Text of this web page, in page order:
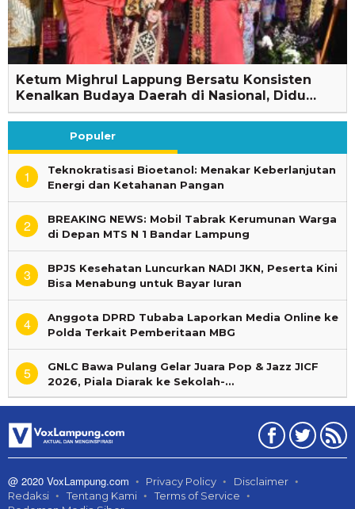
Ketum Mighrul Lappung Bersatu Konsisten
Kenalkan Budaya Daerah di Nasional, Didu…
Populer
1
Teknokratisasi Bioetanol: Menakar Keberlanjutan
Energi dan Ketahanan Pangan
2
BREAKING NEWS: Mobil Tabrak Kerumunan Warga
di Depan MTS N 1 Bandar Lampung
3
BPJS Kesehatan Luncurkan NADI JKN, Peserta Kini
Bisa Menabung untuk Bayar Iuran
4
Anggota DPRD Tubaba Laporkan Media Online ke
Polda Terkait Pemberitaan MBG
5
GNLC Bawa Pulang Gelar Juara Pop & Jazz JICF
2026, Piala Diarak ke Sekolah-…
@ 2020 VoxLampung.com Privacy Policy
Disclaimer
Redaksi
Tentang Kami
Terms of Service